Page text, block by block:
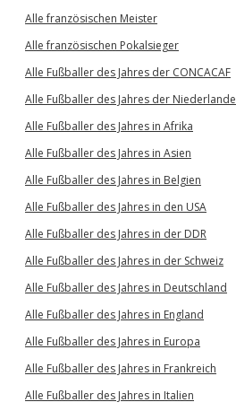
Alle französischen Meister
Alle französischen Pokalsieger
Alle Fußballer des Jahres der CONCACAF
Alle Fußballer des Jahres der Niederlande
Alle Fußballer des Jahres in Afrika
Alle Fußballer des Jahres in Asien
Alle Fußballer des Jahres in Belgien
Alle Fußballer des Jahres in den USA
Alle Fußballer des Jahres in der DDR
Alle Fußballer des Jahres in der Schweiz
Alle Fußballer des Jahres in Deutschland
Alle Fußballer des Jahres in England
Alle Fußballer des Jahres in Europa
Alle Fußballer des Jahres in Frankreich
Alle Fußballer des Jahres in Italien